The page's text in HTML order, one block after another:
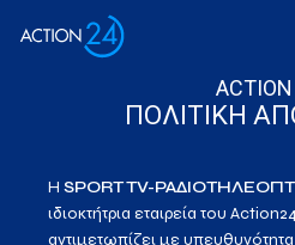
ΠΟΛΙΤΙΚΗ
H SPORT TV-
ιδιοκτήτρια εταιρεία του
αντιμετωπίζει με